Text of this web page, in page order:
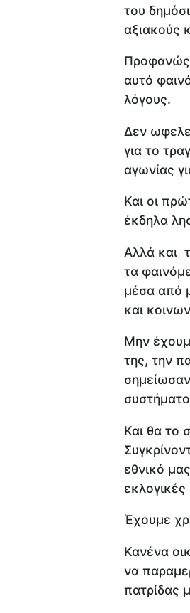
του
αξιακούς
Προφανώς
αυτό
λόγους.
Δεν
για το
αγωνίας
Και οι
έκδηλα
Αλλά και
τα
μέσα από
και
Μην
της, την
Και θα το
εθνικό
Έχουμε
Κανένα
να
πατρίδας